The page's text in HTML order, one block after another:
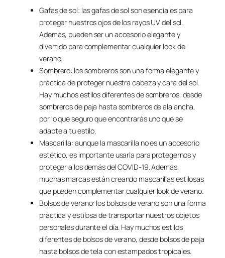
Gafas de sol: las gafas de sol son esenciales para
proteger nuestros ojos de los rayos UV del sol.
Además, pueden ser un accesorio elegante y
divertido para complementar cualquier look de
verano.
Sombrero: los sombreros son una forma elegante y
práctica de proteger nuestra cabeza y cara del sol.
Hay muchos estilos diferentes de sombreros, desde
sombreros de paja hasta sombreros de ala ancha,
por lo que seguro que encontrarás uno que se
adapte a tu estilo.
Mascarilla: aunque la mascarilla no es un accesorio
estético, es importante usarla para protegernos y
proteger a los demás del COVID-19. Además,
muchas marcas están creando mascarillas estilosas
que pueden complementar cualquier look de verano.
Bolsos de verano: los bolsos de verano son una forma
práctica y estilosa de transportar nuestros objetos
personales durante el día. Hay muchos estilos
diferentes de bolsos de verano, desde bolsos de paja
hasta bolsos de tela con estampados tropicales.